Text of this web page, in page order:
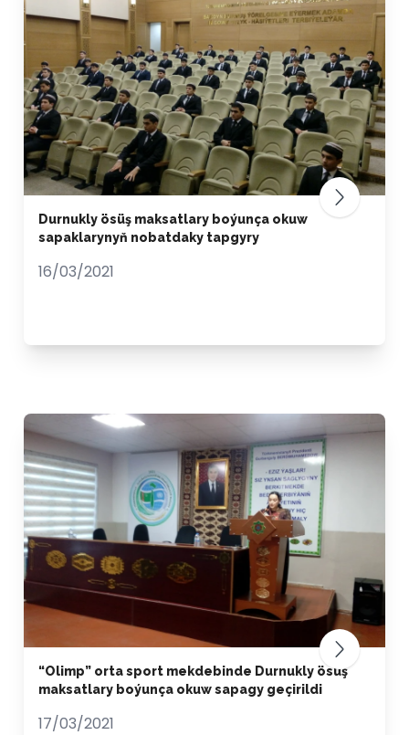
Durnukly ösüş maksatlary boýunça okuw
sapaklarynyň nobatdaky tapgyry
16/03/2021
“Olimp” orta sport mekdebinde Durnukly ösüş
maksatlary boýunça okuw sapagy geçirildi
17/03/2021